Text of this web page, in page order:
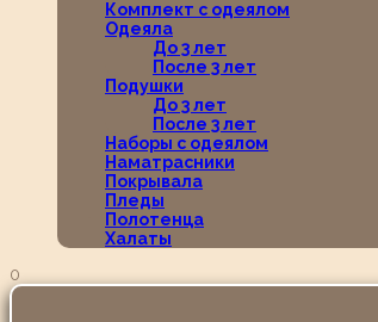
Комплект с одеялом
Одеяла
До 3 лет
После 3 лет
Подушки
До 3 лет
После 3 лет
Наборы с одеялом
Наматрасники
Покрывала
Пледы
Полотенца
Халаты
0